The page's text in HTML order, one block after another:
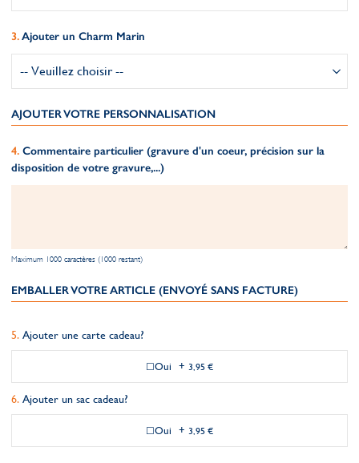
Ajouter un Charm Marin
AJOUTER VOTRE PERSONNALISATION
Commentaire particulier (gravure d'un coeur, précision sur la
disposition de votre gravure,...)
Maximum 1000 caractères (1000 restant)
EMBALLER VOTRE ARTICLE (ENVOYÉ SANS FACTURE)
Ajouter une carte cadeau?
Oui + 3,95 €
Ajouter un sac cadeau?
Oui + 3,95 €